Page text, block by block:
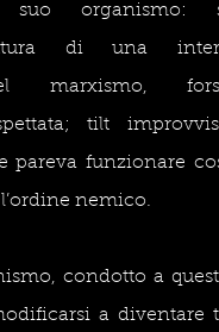
suo organismo:
di una
marxismo,
tilt
pareva funzionare
nemico.
condotto a
a